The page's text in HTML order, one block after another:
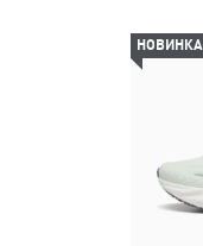
НОВИНКА